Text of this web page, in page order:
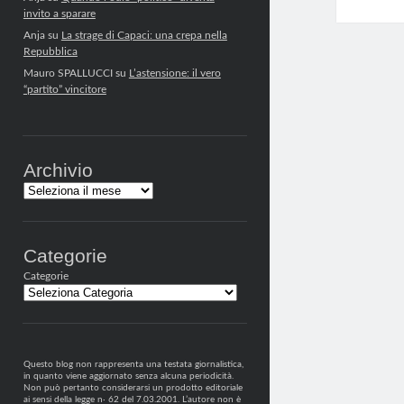
invito a sparare
Anjasu La strage di Capaci: una crepa nella
Repubblica
Mauro SPALLUCCIsu L’astensione: il vero
“partito” vincitore
Archivio
Archivi
Categorie
Categorie
Questo blog non rappresenta una testata giornalistica,
in quanto viene aggiornato senza alcuna periodicità.
Non può pertanto considerarsi un prodotto editoriale
ai sensi della legge n· 62 del 7.03.2001. L’autore non è